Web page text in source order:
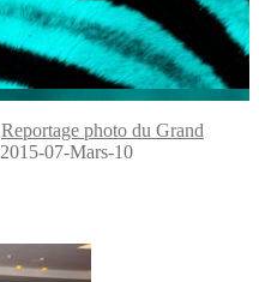
Reportage photo du Grand
2015-07-Mars-10